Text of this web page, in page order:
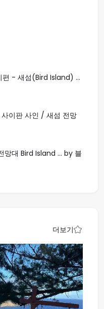
편 - 새섬(Bird Island) ...
이판 사인 / 새섬 전망
망대 Bird Island ... by 블
더보기